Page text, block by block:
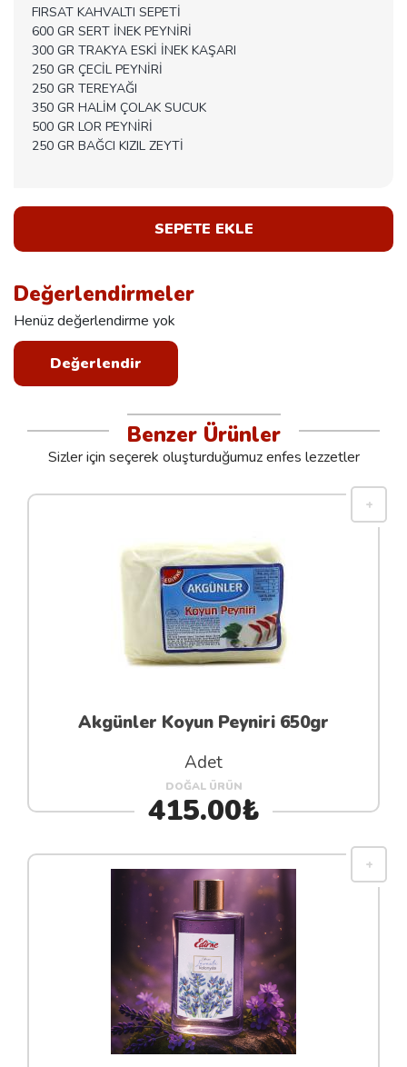
FIRSAT KAHVALTI SEPETİ
600 GR SERT İNEK PEYNİRİ
300 GR TRAKYA ESKİ İNEK KAŞARI
250 GR ÇECİL PEYNİRİ
250 GR TEREYAĞI
350 GR HALİM ÇOLAK SUCUK
500 GR LOR PEYNİRİ
250 GR BAĞCI KIZIL ZEYTİ
SEPETE EKLE
Değerlendirmeler
Henüz değerlendirme yok
Değerlendir
Benzer Ürünler
Sizler için seçerek oluşturduğumuz enfes lezzetler
Akgünler Koyun Peyniri 650gr
Adet
DOĞAL ÜRÜN
415.00₺